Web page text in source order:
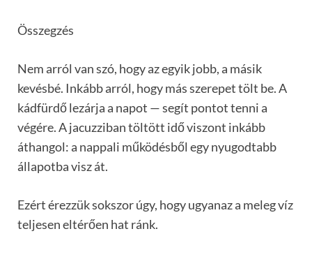
Összegzés
Nem arról van szó, hogy az egyik jobb, a másik
kevésbé. Inkább arról, hogy más szerepet tölt be. A
kádfürdő lezárja a napot — segít pontot tenni a
végére. A jacuzziban töltött idő viszont inkább
áthangol: a nappali működésből egy nyugodtabb
állapotba visz át.
Ezért érezzük sokszor úgy, hogy ugyanaz a meleg víz
teljesen eltérően hat ránk.